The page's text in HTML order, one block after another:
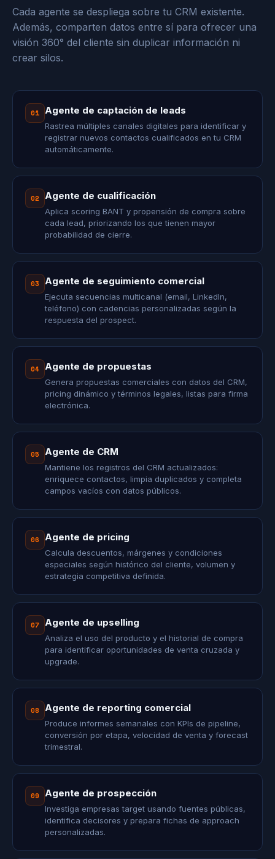
Cada agente se despliega sobre tu CRM existente.
Además, comparten datos entre sí para ofrecer una
visión 360° del cliente sin duplicar información ni
crear silos.
01 Agente de captación de leads
Rastrea múltiples canales digitales para identificar y
registrar nuevos contactos cualificados en tu CRM
automáticamente.
02 Agente de cualificación
Aplica scoring BANT y propensión de compra sobre
cada lead, priorizando los que tienen mayor
probabilidad de cierre.
03 Agente de seguimiento comercial
Ejecuta secuencias multicanal (email, LinkedIn,
teléfono) con cadencias personalizadas según la
respuesta del prospect.
04 Agente de propuestas
Genera propuestas comerciales con datos del CRM,
pricing dinámico y términos legales, listas para firma
electrónica.
05 Agente de CRM
Mantiene los registros del CRM actualizados:
enriquece contactos, limpia duplicados y completa
campos vacíos con datos públicos.
06 Agente de pricing
Calcula descuentos, márgenes y condiciones
especiales según histórico del cliente, volumen y
estrategia competitiva definida.
07 Agente de upselling
Analiza el uso del producto y el historial de compra
para identificar oportunidades de venta cruzada y
upgrade.
08 Agente de reporting comercial
Produce informes semanales con KPIs de pipeline,
conversión por etapa, velocidad de venta y forecast
trimestral.
09 Agente de prospección
Investiga empresas target usando fuentes públicas,
identifica decisores y prepara fichas de approach
personalizadas.